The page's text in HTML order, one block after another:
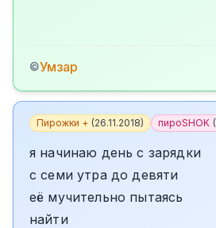
©Умзар
Пирожки + (26.11.2018) пироSHOK (
я начинаю день с зарядки
с семи утра до девяти
её мучительно пытаясь
найти